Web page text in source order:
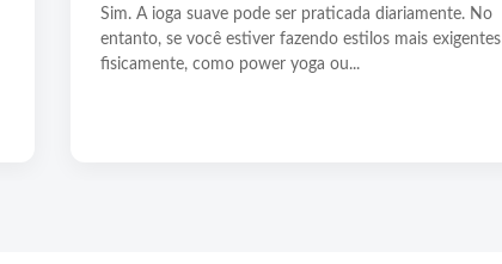
Sim. A ioga suave pode ser praticada diariamente. No
entanto, se você estiver fazendo estilos mais exigentes
fisicamente, como power yoga ou...